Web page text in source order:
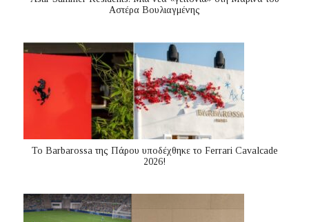
Αστέρα Βουλιαγμένης
Το Barbarossa της Πάρου υποδέχθηκε το Ferrari Cavalcade
2026!